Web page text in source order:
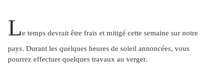
Le temps devrait être frais et mitigé cette semaine sur notre
pays. Durant les quelques heures de soleil annoncées, vous
pourrez effectuer quelques travaux au verger.